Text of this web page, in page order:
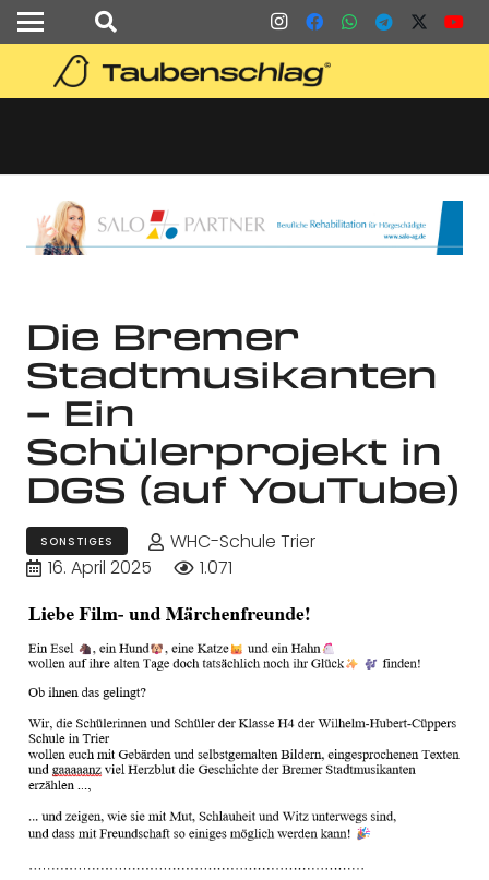
Die Bremer
Stadtmusikanten
– Ein
Schülerprojekt in
DGS (auf YouTube)
SONSTIGES
WHC-Schule Trier
16. April 2025
1.071